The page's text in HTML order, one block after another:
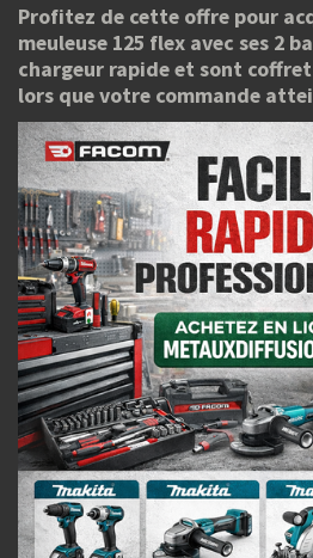
Profitez de cette offre pour
meuleuse 125 flex avec ses 2
chargeur rapide et sont
lors que votre commande